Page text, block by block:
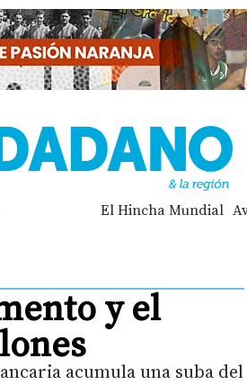
El Hincha Mundial
y el
acumula una suba del